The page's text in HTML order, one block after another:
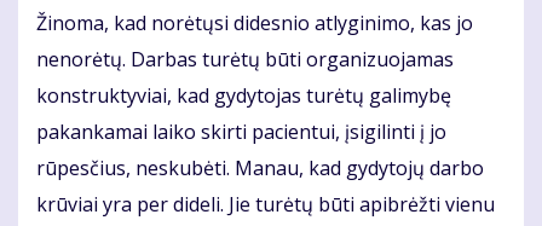
Žinoma, kad norėtųsi didesnio atlyginimo, kas jo
nenorėtų. Darbas turėtų būti organizuojamas
konstruktyviai, kad gydytojas turėtų galimybę
pakankamai laiko skirti pacientui, įsigilinti į jo
rūpesčius, neskubėti. Manau, kad gydytojų darbo
krūviai yra per dideli. Jie turėtų būti apibrėžti vienu